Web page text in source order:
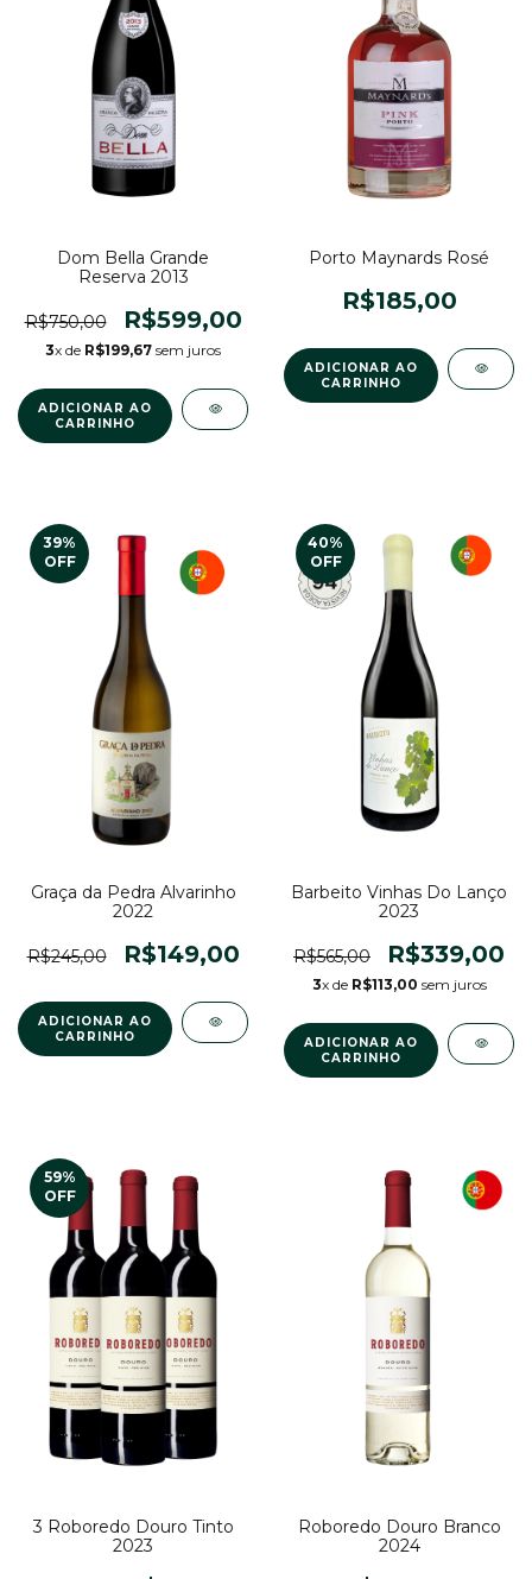
Dom Bella Grande
Reserva 2013
R$750,00 R$599,00
3x de R$199,67 sem juros
Porto Maynards Rosé
R$185,00
39%
OFF
Graça da Pedra Alvarinho
2022
R$245,00 R$149,00
40%
OFF
Barbeito Vinhas Do Lanço
2023
R$565,00 R$339,00
3x de R$113,00 sem juros
59%
OFF
3 Roboredo Douro Tinto
2023
Roboredo Douro Branco
2024